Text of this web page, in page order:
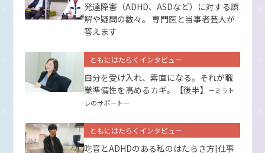
発達障害（ADHD、ASDなど）に対する誤
解や疑問の数々。 専門医と当事者芸人が
答えます
ともにはたらくインタビュー
自分を受け入れ、素直になる。それが職
業準備性を高めるカギ。【後半】
ーミラト
レのサポートー
ともにはたらくインタビュー
吃音とADHDのある私のはたらき方|仕事